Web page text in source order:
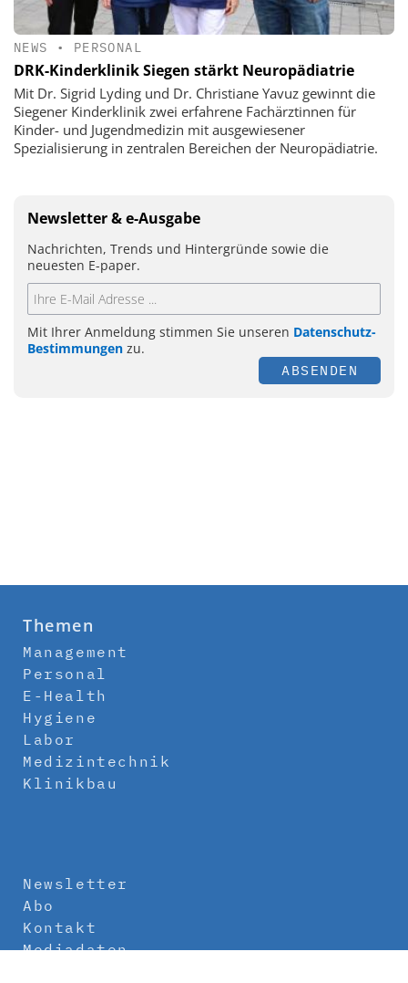
NEWS • PERSONAL
DRK-Kinderklinik Siegen stärkt Neuropädiatrie
Mit Dr. Sigrid Lyding und Dr. Christiane Yavuz gewinnt die
Siegener Kinderklinik zwei erfahrene Fachärztinnen für
Kinder- und Jugendmedizin mit ausgewiesener
Spezialisierung in zentralen Bereichen der Neuropädiatrie.
Newsletter & e-Ausgabe
Nachrichten, Trends und Hintergründe sowie die
neuesten E-paper.
Mit Ihrer Anmeldung stimmen Sie unseren Datenschutz-
Bestimmungen zu.
ABSENDEN
Themen
Management
Personal
E-Health
Hygiene
Labor
Medizintechnik
Klinikbau
Newsletter
Abo
Kontakt
Mediadaten